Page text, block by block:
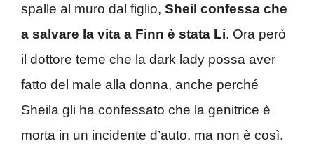
spalle al muro dal figlio, Sheil confessa che
a salvare la vita a Finn è stata Li. Ora però
il dottore teme che la dark lady possa aver
fatto del male alla donna, anche perché
Sheila gli ha confessato che la genitrice è
morta in un incidente d’auto, ma non è così.